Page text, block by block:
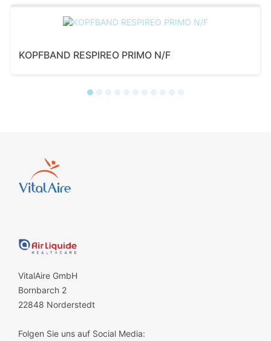
KOPFBAND RESPIREO PRIMO N/F
VitalAire GmbH
Bornbarch 2
22848 Norderstedt
Folgen Sie uns auf Social Media: